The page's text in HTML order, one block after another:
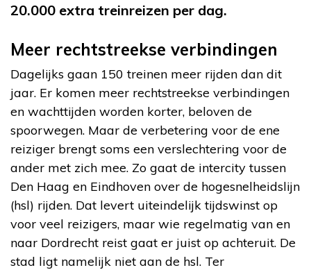
20.000 extra treinreizen per dag.
Meer rechtstreekse verbindingen
Dagelijks gaan 150 treinen meer rijden dan dit
jaar. Er komen meer rechtstreekse verbindingen
en wachttijden worden korter, beloven de
spoorwegen. Maar de verbetering voor de ene
reiziger brengt soms een verslechtering voor de
ander met zich mee. Zo gaat de intercity tussen
Den Haag en Eindhoven over de hogesnelheidslijn
(hsl) rijden. Dat levert uiteindelijk tijdswinst op
voor veel reizigers, maar wie regelmatig van en
naar Dordrecht reist gaat er juist op achteruit. De
stad ligt namelijk niet aan de hsl. Ter